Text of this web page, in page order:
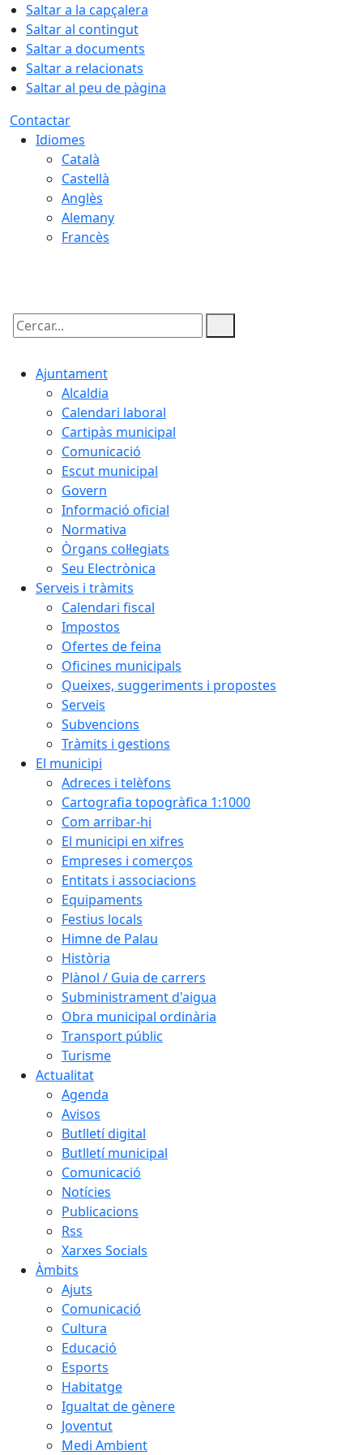
Saltar a la capçalera
Saltar al contingut
Saltar a documents
Saltar a relacionats
Saltar al peu de pàgina
Contactar
Idiomes
Català
Castellà
Anglès
Alemany
Francès
Cercar:
Ajuntament
Alcaldia
Calendari laboral
Cartipàs municipal
Comunicació
Escut municipal
Govern
Informació oficial
Normativa
Òrgans col·legiats
Seu Electrònica
Serveis i tràmits
Calendari fiscal
Impostos
Ofertes de feina
Oficines municipals
Queixes, suggeriments i propostes
Serveis
Subvencions
Tràmits i gestions
El municipi
Adreces i telèfons
Cartografia topogràfica 1:1000
Com arribar-hi
El municipi en xifres
Empreses i comerços
Entitats i associacions
Equipaments
Festius locals
Himne de Palau
Història
Plànol / Guia de carrers
Subministrament d'aigua
Obra municipal ordinària
Transport públic
Turisme
Actualitat
Agenda
Avisos
Butlletí digital
Butlletí municipal
Comunicació
Notícies
Publicacions
Rss
Xarxes Socials
Àmbits
Ajuts
Comunicació
Cultura
Educació
Esports
Habitatge
Igualtat de gènere
Joventut
Medi Ambient